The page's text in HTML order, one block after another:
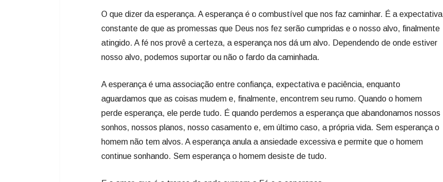
O que dizer da esperança. A esperança é o combustível que nos faz caminhar. É a expectativa
constante de que as promessas que Deus nos fez serão cumpridas e o nosso alvo, finalmente
atingido. A fé nos provê a certeza, a esperança nos dá um alvo. Dependendo de onde estiver
nosso alvo, podemos suportar ou não o fardo da caminhada.
A esperança é uma associação entre confiança, expectativa e paciência, enquanto
aguardamos que as coisas mudem e, finalmente, encontrem seu rumo. Quando o homem
perde esperança, ele perde tudo. É quando perdemos a esperança que abandonamos nossos
sonhos, nossos planos, nosso casamento e, em último caso, a própria vida. Sem esperança o
homem não tem alvos. A esperança anula a ansiedade excessiva e permite que o homem
continue sonhando. Sem esperança o homem desiste de tudo.